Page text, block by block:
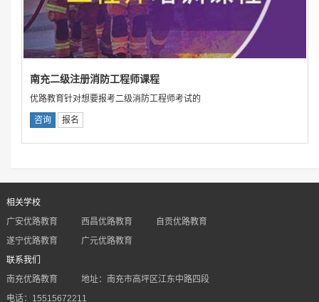
南充二级注册消防工程师课程
优路教育针对想要报考二级消防工程师考试的
咨询 报名
相关学校
广安优路教育
西昌优路教育
自贡优路教育
遂宁优路教育
广元优路教育
联系我们
南充优路教育
地址：南充市高坪区江东中路四段
电话：15515672211